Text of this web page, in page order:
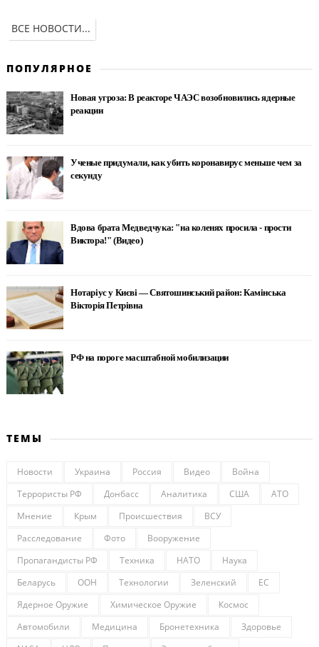
ВСЕ НОВОСТИ...
ПОПУЛЯРНОЕ
Новая угроза: В реакторе ЧАЭС возобновились ядерные
реакции
Ученые придумали, как убить коронавирус меньше чем за
секунду
Вдова брата Медведчука: "на коленях просила - прости
Виктора!" (Видео)
Нотаріус у Києві — Святошинський район: Камінська
Вікторія Петрівна
РФ на пороге масштабной мобилизации
ТЕМЫ
Новости Украина Россия Видео
Война
Террористы РФ
Донбасс Аналитика США
АТО
Мнение
Крым Происшествия
ВСУ
Расследование
Фото
Вооружение
Пропагандисты РФ
Техника НАТО
Наука
Беларусь
ООН Технологии Зеленский
ЕС
Ядерное Оружие
Химическое Оружие
Космос
Автомобили
Медицина Бронетехника
Здоровье